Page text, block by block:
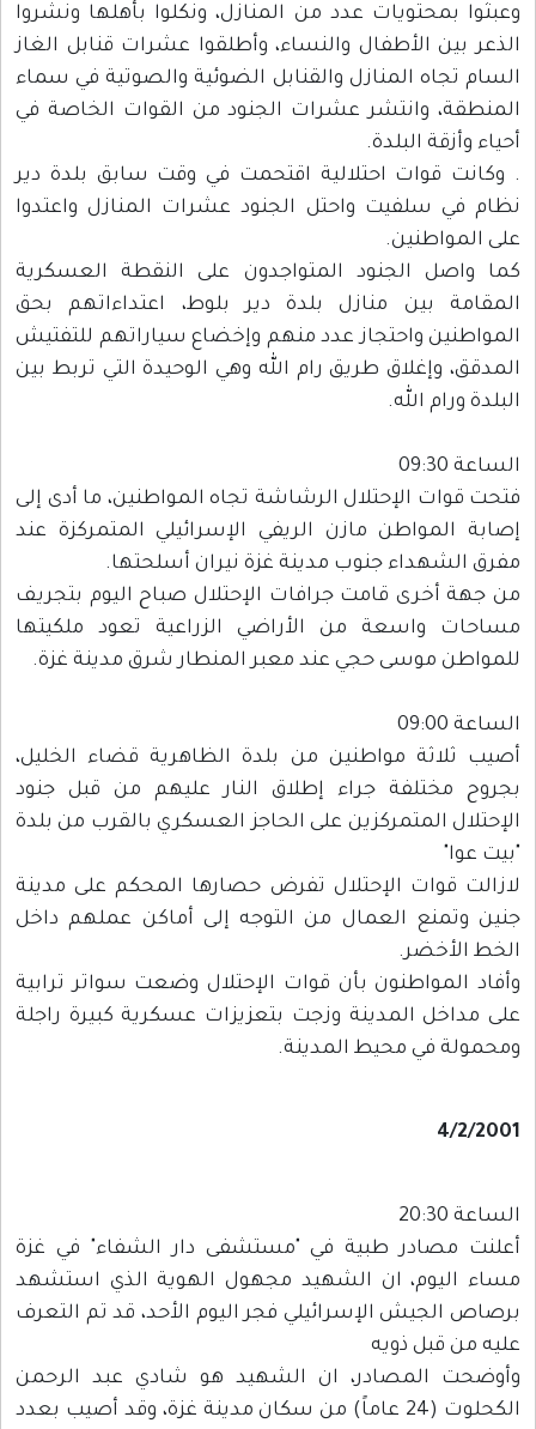
وعبثوا بمحتويات عدد من المنازل، ونكلوا بأهلها ونشروا
الذعر بين الأطفال والنساء، وأطلقوا عشرات قنابل الغاز
السام تجاه المنازل والقنابل الضوئية والصوتية في سماء
المنطقة، وانتشر عشرات الجنود من القوات الخاصة في
أحياء وأزقة البلدة.
. وكانت قوات احتلالية اقتحمت في وقت سابق بلدة دير
نظام في سلفيت واحتل الجنود عشرات المنازل واعتدوا
على المواطنين.
كما واصل الجنود المتواجدون على النقطة العسكرية
المقامة بين منازل بلدة دير بلوط، اعتداءاتهم بحق
المواطنين واحتجاز عدد منهم وإخضاع سياراتهم للتفتيش
المدقق، وإغلاق طريق رام الله وهي الوحيدة التي تربط بين
البلدة ورام الله.
الساعة 09:30
فتحت قوات الإحتلال الرشاشة تجاه المواطنين، ما أدى إلى
إصابة المواطن مازن الريفي الإسرائيلي المتمركزة عند
مفرق الشهداء جنوب مدينة غزة نيران أسلحتها.
من جهة أخرى قامت جرافات الإحتلال صباح اليوم بتجريف
مساحات واسعة من الأراضي الزراعية تعود ملكيتها
للمواطن موسى حجي عند معبر المنطار شرق مدينة غزة.
الساعة 09:00
أصيب ثلاثة مواطنين من بلدة الظاهرية قضاء الخليل،
بجروح مختلفة جراء إطلاق النار عليهم من قبل جنود
الإحتلال المتمركزين على الحاجز العسكري بالقرب من بلدة
"بيت عوا"
لازالت قوات الإحتلال تفرض حصارها المحكم على مدينة
جنين وتمنع العمال من التوجه إلى أماكن عملهم داخل
الخط الأخضر.
وأفاد المواطنون بأن قوات الإحتلال وضعت سواتر ترابية
على مداخل المدينة وزجت بتعزيزات عسكرية كبيرة راجلة
ومحمولة في محيط المدينة.
4/2/2001
الساعة 20:30
أعلنت مصادر طبية في "مستشفى دار الشفاء" في غزة
مساء اليوم، ان الشهيد مجهول الهوية الذي استشهد
برصاص الجيش الإسرائيلي فجر اليوم الأحد، قد تم التعرف
عليه من قبل ذويه
وأوضحت المصادر، ان الشهيد هو شادي عبد الرحمن
الكحلوت (24 عاماً) من سكان مدينة غزة، وقد أصيب بعدد